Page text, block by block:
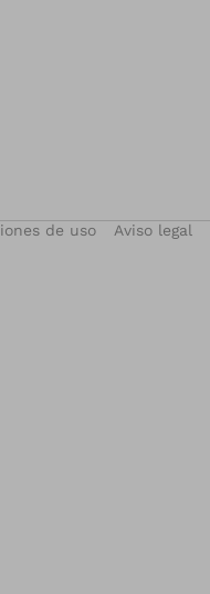
de uso Aviso legal